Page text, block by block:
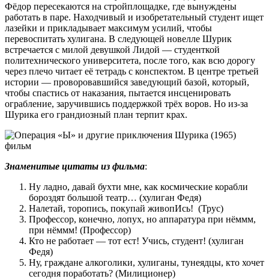
Фёдор пересекаются на стройплощадке, где вынуждены
работать в паре. Находчивый и изобретательный студент ищет
лазейки и прикладывает максимум усилий, чтобы
перевоспитать хулигана. В следующей новелле Шурик
встречается с милой девушкой Лидой — студенткой
политехнического университета, после того, как всю дорогу
через плечо читает её тетрадь с конспектом. В центре третьей
истории — проворовавшийся заведующий базой, который,
чтобы спастись от наказания, пытается инсценировать
ограбление, заручившись поддержкой трёх воров. Но из-за
Шурика его грандиозный план терпит крах.
Знаменитые цитаты из фильма:
Ну ладно, давай бухти мне, как космические корабли
бороздят большой театр… (хулиган Федя)
Налетай, торопись, покупай живопИсь! (Трус)
Профессор, конечно, лопух, но аппаратура при нёммм,
при нёммм! (Профессор)
Кто не работает — тот ест! Учись, студент! (хулиган
Федя)
Ну, граждане алкоголики, хулиганы, тунеядцы, кто хочет
сегодня поработать? (Милиционер)